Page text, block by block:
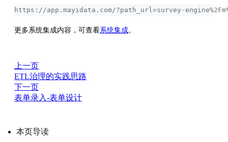
https://app.mayidata.com/?path_url=survey-
更多系统集成内容，可查看系统集成。
上一页
ETL治理的实践思路
下一页
表单录入-表单设计
本页导读